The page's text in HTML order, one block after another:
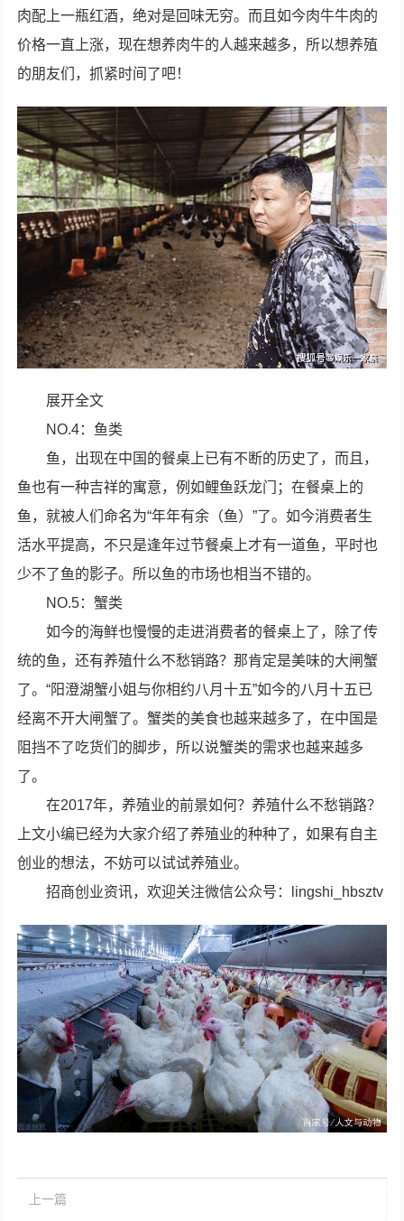
肉配上一瓶红酒，绝对是回味无穷。而且如今肉牛牛肉的
价格一直上涨，现在想养肉牛的人越来越多，所以想养殖
的朋友们，抓紧时间了吧！
展开全文
NO.4：鱼类
鱼，出现在中国的餐桌上已有不断的历史了，而且，
鱼也有一种吉祥的寓意，例如鲤鱼跃龙门；在餐桌上的
鱼，就被人们命名为“年年有余（鱼）”了。如今消费者生
活水平提高，不只是逢年过节餐桌上才有一道鱼，平时也
少不了鱼的影子。所以鱼的市场也相当不错的。
NO.5：蟹类
如今的海鲜也慢慢的走进消费者的餐桌上了，除了传
统的鱼，还有养殖什么不愁销路？那肯定是美味的大闸蟹
了。“阳澄湖蟹小姐与你相约八月十五”如今的八月十五已
经离不开大闸蟹了。蟹类的美食也越来越多了，在中国是
阻挡不了吃货们的脚步，所以说蟹类的需求也越来越多
了。
在2017年，养殖业的前景如何？养殖什么不愁销路？
上文小编已经为大家介绍了养殖业的种种了，如果有自主
创业的想法，不妨可以试试养殖业。
招商创业资讯，欢迎关注微信公众号：lingshi_hbsztv
上一篇